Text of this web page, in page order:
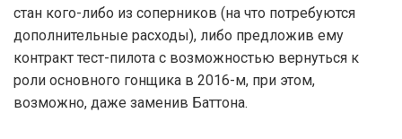
стан кого-либо из соперников (на что потребуются
дополнительные расходы), либо предложив ему
контракт тест-пилота с возможностью вернуться к
роли основного гонщика в 2016-м, при этом,
возможно, даже заменив Баттона.